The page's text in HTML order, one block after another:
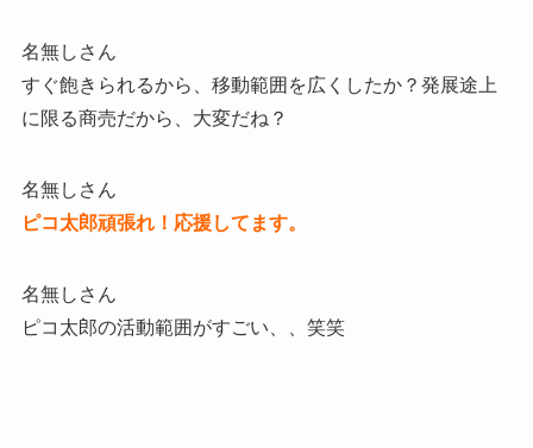
名無しさん
すぐ飽きられるから、移動範囲を広くしたか？発展途上
に限る商売だから、大変だね？
名無しさん
ピコ太郎頑張れ！応援してます。
名無しさん
ピコ太郎の活動範囲がすごい、、笑笑